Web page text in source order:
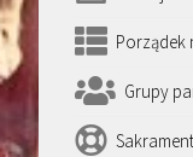
Porządek
Grupy